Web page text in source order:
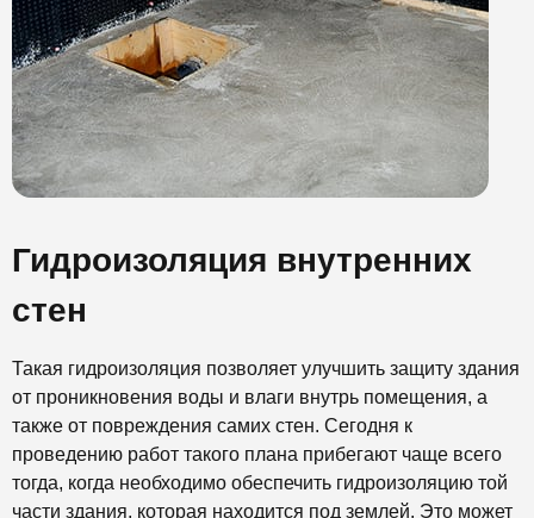
Гидроизоляция внутренних
стен
Такая гидроизоляция позволяет улучшить защиту здания
от проникновения воды и влаги внутрь помещения, а
также от повреждения самих стен. Сегодня к
проведению работ такого плана прибегают чаще всего
тогда, когда необходимо обеспечить гидроизоляцию той
части здания, которая находится под землей. Это может